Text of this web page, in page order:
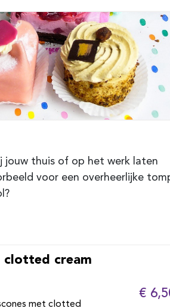
jouw thuis of op het werk laten
voor een overheerlijke
clotted cream
met clotted
€